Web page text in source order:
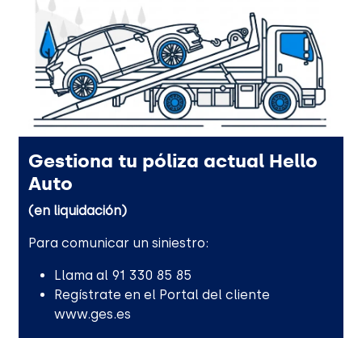
Gestiona tu póliza actual Hello
Auto
(en liquidación)
Para comunicar un siniestro:
Llama al 91 330 85 85
Regístrate en el Portal del cliente
www.ges.es